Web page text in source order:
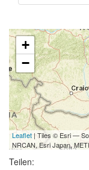
+
−
Leaflet | Tiles © Esri —
NRCAN, Esri Japan,
Teilen: